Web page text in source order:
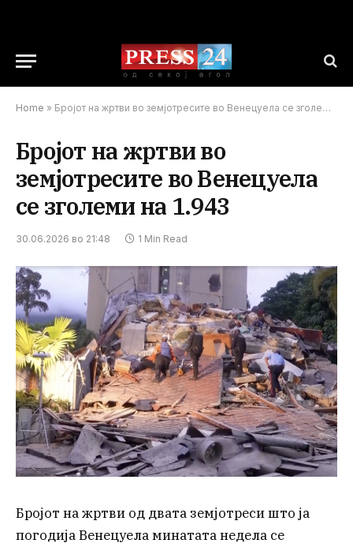
Home » Бројот на жртви во земјотресите во Венецуела се зголеми на 1.943
Бројот на жртви во
земјотресите во Венецуела
се зголеми на 1.943
30.06.2026 во 21:48 1 Min Read
Бројот на жртви од двата земјотреси што ја
погодија Венецуела минатата недела се